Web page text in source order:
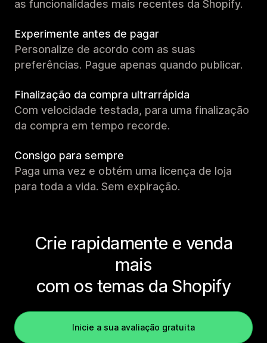
as funcionalidades mais recentes da Shopify.
Experimente antes de pagar
Personalize de acordo com as suas
preferências. Pague apenas quando publicar.
Finalização da compra ultrarrápida
Com velocidade testada, para uma finalização
da compra em tempo recorde.
Consigo para sempre
Paga uma vez e obtém uma licença de loja
para toda a vida. Sem expiração.
Crie rapidamente e venda
mais
com os temas da Shopify
Inicie a sua avaliação gratuita